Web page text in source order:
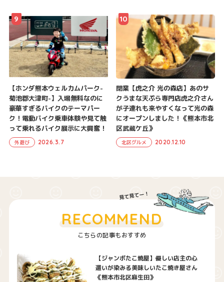
【ホンダ熊本ウェルカムパーク-
菊池郡大津町-】入場無料なのに
豪華すぎるバイクのテーマパー
ク！電動バイク乗車体験や見て触
って乗れるバイク展示に大興奮！
外遊び 2026.3.7
9
閉業【虎之介 光の森店】あのサ
クうまな天ぷら専門店虎之介さん
が子連れも来やすくなって光の森
にオープンしました！《熊本市北
区武蔵ケ丘》
北区グルメ 2020.12.10
10
こちらの記事もおすすめ
RECOMMEND
【ジャンボたこ焼屋】優しい店主の心
遣いが染みる美味しいたこ焼き屋さん
《熊本市北区麻生田》